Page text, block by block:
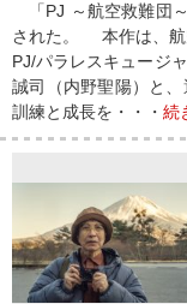
「PJ ～航空救難団
された。 本作は、航
PJ/パラレスキュージ
誠司（内野聖陽）と
訓練と成長を・・・ 続